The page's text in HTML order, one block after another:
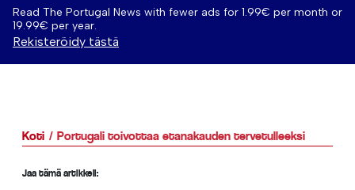
Read The Portugal News with fewer ads for 1.99€ per month or
19.99€ per year.
Rekisteröidy tästä
Koti Portugali toivottaa etanakauden tervetulleeksi
Jaa tämä artikkeli: